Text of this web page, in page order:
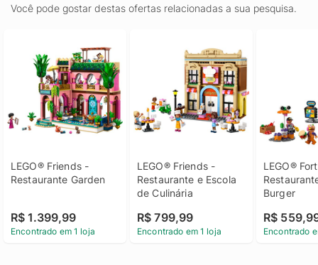
Você pode gostar destas ofertas relacionadas a sua pesquisa.
LEGO® Friends -
Restaurante Garden
R$ 1.399,99
Encontrado em 1 loja
LEGO® Friends -
Restaurante e Escola
de Culinária
R$ 799,99
Encontrado em 1 loja
LEGO®
Burger
R$
Encontrado